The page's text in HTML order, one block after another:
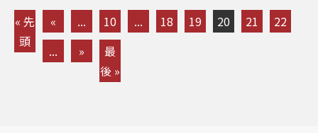
« 先
頭
« ... 10 ... 18 19 20 21
22
...
»
最
後 »